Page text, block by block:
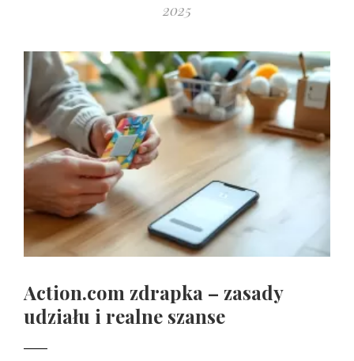
2025
Action.com zdrapka – zasady
udziału i realne szanse